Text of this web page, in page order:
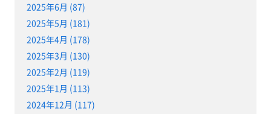
2025年6月 (87)
2025年5月 (181)
2025年4月 (178)
2025年3月 (130)
2025年2月 (119)
2025年1月 (113)
2024年12月 (117)